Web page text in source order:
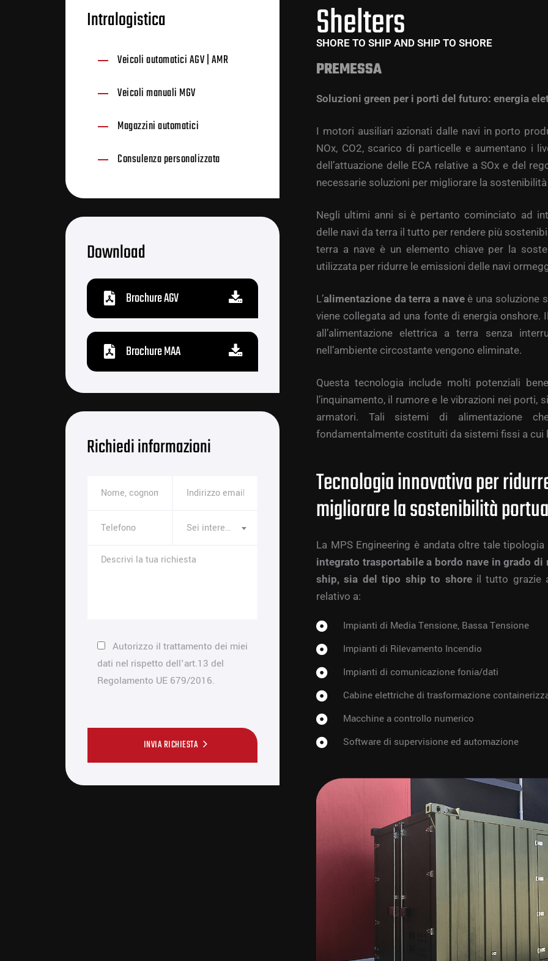
Intralogistica
Veicoli automatici AGV | AMR
Veicoli manuali MGV
Magazzini automatici
Consulenza personalizzata
Download
Brochure AGV
Brochure MAA
Richiedi informazioni
Sei interessato a
Autorizzo il trattamento dei miei
dati nel rispetto dell'art.13 del
Regolamento UE 679/2016.
INVIA RICHIESTA
Shelters
SHORE TO SHIP AND SHIP TO SHORE
PREMESSA
Soluzioni green per i porti del futuro: energia
I motori ausiliari azionati dalle navi in porto
NOx, CO2, scarico di particelle e aumentano i
dell’attuazione delle ECA relative a SOx e del
necessarie soluzioni per migliorare la
Negli ultimi anni si è pertanto cominciato ad
delle navi da terra il tutto per rendere più
terra a nave è un elemento chiave per la
utilizzata per ridurre le emissioni delle navi
L’alimentazione da terra a naveè una soluzione
viene collegata ad una fonte di energia
all’alimentazione elettrica a terra senza
nell’ambiente circostante vengono eliminate.
Questa tecnologia include molti potenziali
l’inquinamento, il rumore e le vibrazioni nei
armatori. Tali sistemi di alimentazione
fondamentalmente costituiti da sistemi fissi a cui
Tecnologia innovativa per
migliorare la sostenibilità
La MPS Engineering è andata oltre tale
integrato trasportabile a bordo nave in grado
ship, sia del tipo ship to shoreil tutto grazie
relativo a:
Impianti di Media Tensione, Bassa Tensione
Impianti di Rilevamento Incendio
Impianti di comunicazione fonia/dati
Cabine elettriche di trasformazione
Macchine a controllo numerico
Software di supervisione ed automazione